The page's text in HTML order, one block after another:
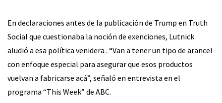
En declaraciones antes de la publicación de Trump en Truth
Social que cuestionaba la noción de exenciones, Lutnick
aludió a esa política venidera . “Van a tener un tipo de arancel
con enfoque especial para asegurar que esos productos
vuelvan a fabricarse acá”, señaló en entrevista en el
programa “This Week” de ABC.